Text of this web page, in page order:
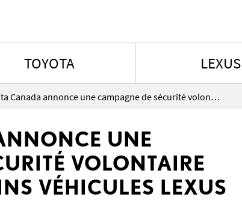
TOYOTA LEXUS
Toyota Canada annonce une campagne de sécurité volontaire touchant certains véhicules Lexus RX 350 2011
UNE
VOLONTAIRE
VÉHICULES LEXUS